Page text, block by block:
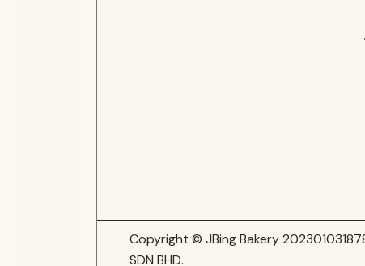
Copyright © JBing Bakery
SDN BHD.